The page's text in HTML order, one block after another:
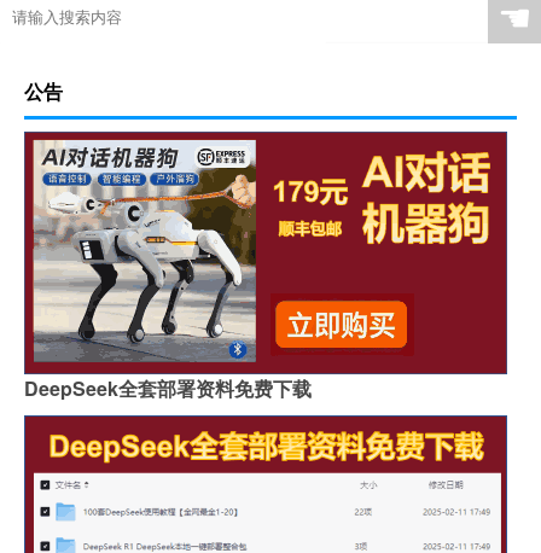
☚
公告
DeepSeek全套部署资料免费下载